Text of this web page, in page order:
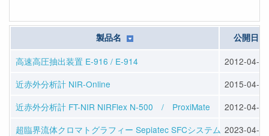
製品名 公開日
高速高圧抽出装置 E-916 / E-914
2012-04-25
近赤外分析計 NIR-Online
2015-04-10
近赤外分析計 FT-NIR NIRFlex N-500 / ProxiMate
2012-04-23
超臨界流体クロマトグラフィー Sepiatec SFCシステム 2023-04-14